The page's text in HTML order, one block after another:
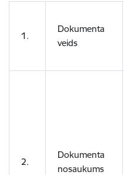
1.
Dokumenta
veids
2.
Dokumenta
nosaukums